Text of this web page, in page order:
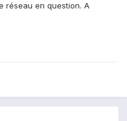
réseau en question. A